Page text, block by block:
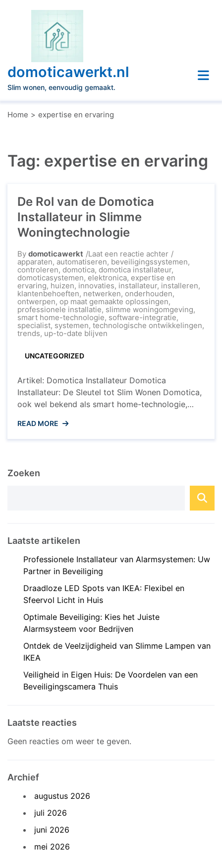
domoticawerkt.nl
Slim wonen, eenvoudig gemaakt.
Home expertise en ervaring
Tag: expertise en ervaring
De Rol van de Domotica
Installateur in Slimme
Woningtechnologie
By domoticawerkt Laat een reactie achterop
De
Rol
van
de
Domotica
Installateur
in
Slimme
apparaten, automatiseren, beveiligingssystemen,
controleren, domotica, domotica installateur,
domoticasystemen, elektronica, expertise en
ervaring, huizen, innovaties, installateur, installeren,
klantenbehoeften, netwerken, onderhouden,
ontwerpen, op maat gemaakte oplossingen,
professionele installatie, slimme woningomgeving,
smart home-technologie, software-integratie,
specialist, systemen, technologische ontwikkelingen,
trends, up-to-date blijven
UNCATEGORIZED
Artikel: Domotica Installateur Domotica
Installateur: De Sleutel tot Slim Wonen Domotica,
ook wel bekend als smart home-technologie,
wereld. Het stelt huiseigenaren in staat om hun
woningen te automatiseren en te controleren met
cruciale rol bij het ...
READ MORE
Zoeken
Laatste artikelen
Professionele Installateur van Alarmsystemen: Uw
Partner in Beveiliging
Draadloze LED Spots van IKEA: Flexibel en
Sfeervol Licht in Huis
Optimale Beveiliging: Kies het Juiste
Alarmsysteem voor Bedrijven
Ontdek de Veelzijdigheid van Slimme Lampen van
IKEA
Veiligheid in Eigen Huis: De Voordelen van een
Beveiligingscamera Thuis
Laatste reacties
Geen reacties om weer te geven.
Archief
augustus 2026
juli 2026
juni 2026
mei 2026